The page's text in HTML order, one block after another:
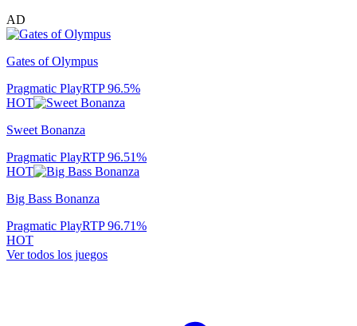
AD
Gates of Olympus
Pragmatic PlayRTP96.5%
HOT
Sweet Bonanza
Pragmatic PlayRTP96.51%
HOT
Big Bass Bonanza
Pragmatic PlayRTP96.71%
HOT
Ver todos los juegos